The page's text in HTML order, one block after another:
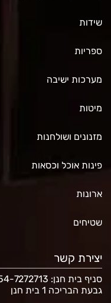
שידות
ספריות
מערכות ישיבה
מיטות
מזנונים ושולחנות
פינות אוכל וכסאות
ארונות
שטיחים
יצירת קשר
סניף בית חנן: 054-7272713
גבעת הבריכה 1 בית חנן